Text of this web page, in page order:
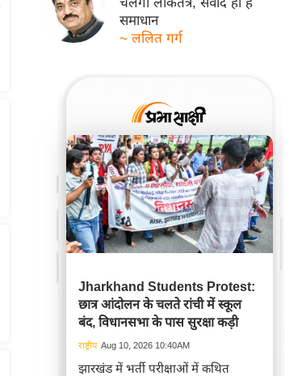
समाधान
~ ललित गर्ग
Jharkhand Students Protest:
छात्र आंदोलन के चलते रांची में स्कूल
बंद, विधानसभा के पास सुरक्षा कड़ी
राष्ट्रीय Aug 10, 2026 10:40AM
झारखंड में भर्ती परीक्षाओं में कथित